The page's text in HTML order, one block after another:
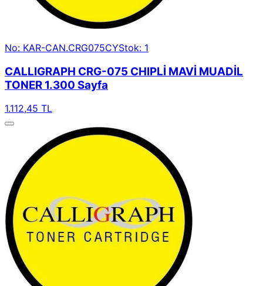
No: KAR-CAN.CRG075CYStok: 1
CALLIGRAPH CRG-075 CHIPLİ MAVİ MUADİL
TONER 1.300 Sayfa
1.112,45 TL